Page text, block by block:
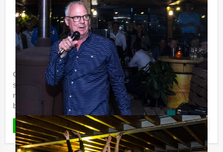
Hunted Tablet Lunchgame in
Enschede
Vanaf€ 62,50 p.p. excl. BTW
Vanaf 12 personen ‐ 4 uur en 30 minuten
Gezellig eten en drinken en tussendoor een spannend
stadsspel spelen. Dat klinkt als de ideale
middagbesteding of niet? Wij van Holland Tour Guides
bieden deze ...
LEES MEER Favoriet